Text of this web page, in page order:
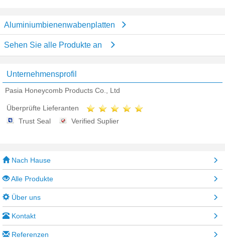
Aluminiumbienenwabenplatten
Sehen Sie alle Produkte an
Unternehmensprofil
Pasia Honeycomb Products Co., Ltd
Überprüfte Lieferanten
Trust Seal
Verified Suplier
Nach Hause
Alle Produkte
Über uns
Kontakt
Referenzen